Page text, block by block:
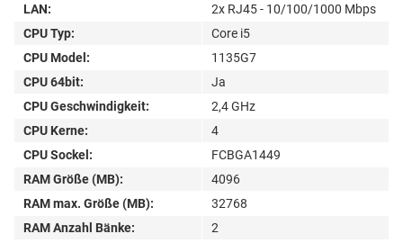
LAN:
2x RJ45 - 10/100/1000 Mbps
CPU Typ:
Core i5
CPU Model:
1135G7
CPU 64bit:
Ja
CPU Geschwindigkeit:
2,4 GHz
CPU Kerne:
4
CPU Sockel:
FCBGA1449
RAM Größe (MB):
4096
RAM max. Größe (MB):
32768
RAM Anzahl Bänke:
2